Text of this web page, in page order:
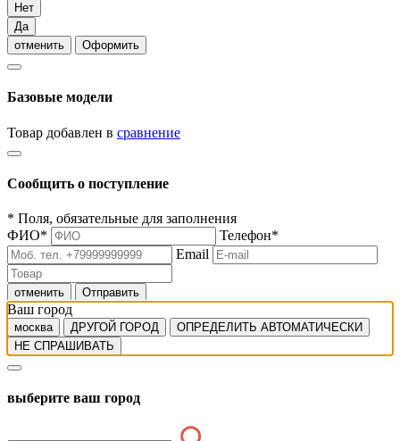
Нет
Да
отменить
Оформить
Базовые модели
Товар добавлен в сравнение
Сообщить о поступление
* Поля, обязательные для заполнения
ФИО* Телефон*
Email
отменить Отправить
Ваш город
москва ДРУГОЙ ГОРОД
ОПРЕДЕЛИТЬ АВТОМАТИЧЕСКИ
НЕ СПРАШИВАТЬ
выберите ваш город